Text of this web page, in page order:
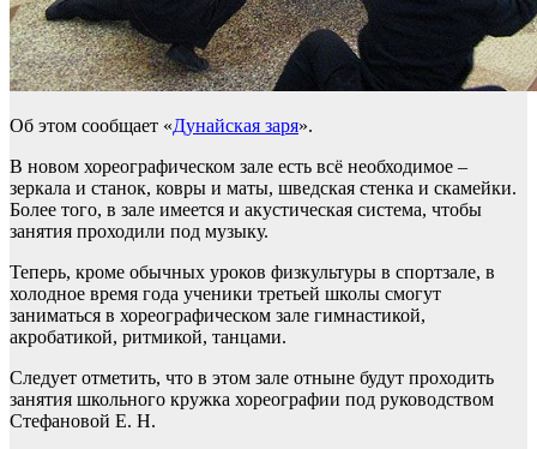
Об этом сообщает «Дунайская заря».
В новом хореографическом зале есть всё необходимое –
зеркала и станок, ковры и маты, шведская стенка и скамейки.
Более того, в зале имеется и акустическая система, чтобы
занятия проходили под музыку.
Теперь, кроме обычных уроков физкультуры в спортзале, в
холодное время года ученики третьей школы смогут
заниматься в хореографическом зале гимнастикой,
акробатикой, ритмикой, танцами.
Следует отметить, что в этом зале отныне будут проходить
занятия школьного кружка хореографии под руководством
Стефановой Е. Н.